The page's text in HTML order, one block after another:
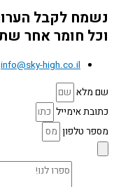
נשמח לקבל
וכל חומר אחר
info@sky-high.co.il
שם מלא
כתובת אימייל
מספר טלפון